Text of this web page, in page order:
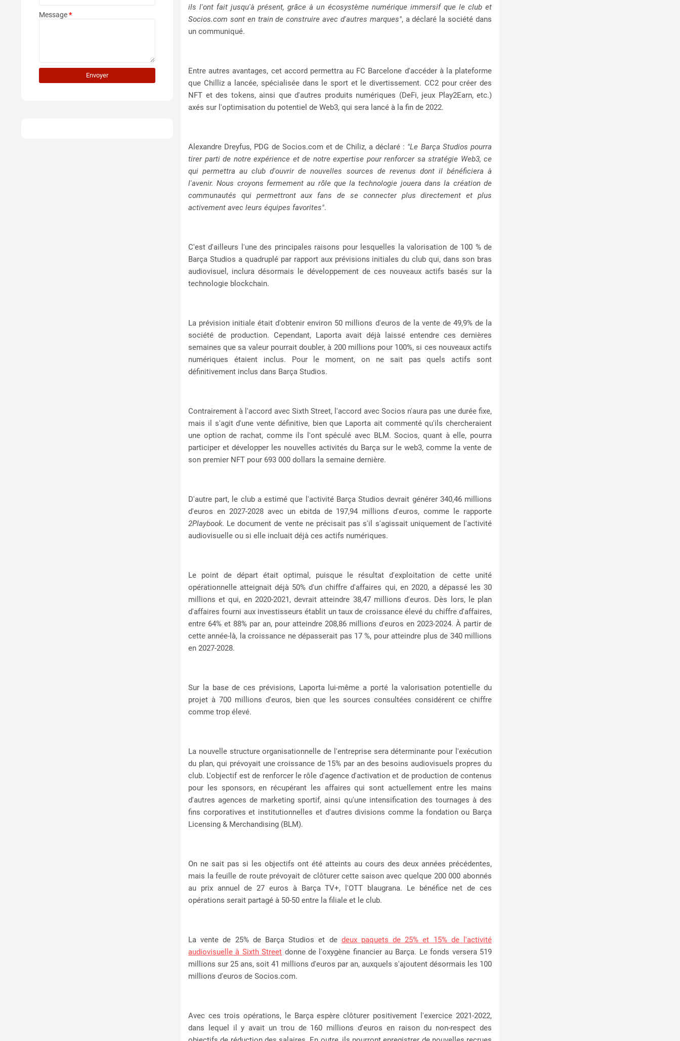
Message*
ils l'ont fait jusqu'à présent, grâce à un écosystème numérique immersif que le club et
Socios.com sont en train de construire avec d'autres marques", a déclaré la société dans
un communiqué.
Entre autres avantages, cet accord permettra au FC Barcelone d'accéder à la plateforme
que Chilliz a lancée, spécialisée dans le sport et le divertissement. CC2 pour créer des
NFT et des tokens, ainsi que d'autres produits numériques (DeFi, jeux Play2Earn, etc.)
axés sur l'optimisation du potentiel de Web3, qui sera lancé à la fin de 2022.
Alexandre Dreyfus, PDG de Socios.com et de Chiliz, a déclaré : "Le Barça Studios pourra
tirer parti de notre expérience et de notre expertise pour renforcer sa stratégie Web3, ce
qui permettra au club d'ouvrir de nouvelles sources de revenus dont il bénéficiera à
l'avenir. Nous croyons fermement au rôle que la technologie jouera dans la création de
communautés qui permettront aux fans de se connecter plus directement et plus
activement avec leurs équipes favorites".
C'est d'ailleurs l'une des principales raisons pour lesquelles la valorisation de 100 % de
Barça Studios a quadruplé par rapport aux prévisions initiales du club qui, dans son bras
audiovisuel, inclura désormais le développement de ces nouveaux actifs basés sur la
technologie blockchain.
La prévision initiale était d'obtenir environ 50 millions d'euros de la vente de 49,9% de la
société de production. Cependant, Laporta avait déjà laissé entendre ces dernières
semaines que sa valeur pourrait doubler, à 200 millions pour 100%, si ces nouveaux actifs
numériques étaient inclus. Pour le moment, on ne sait pas quels actifs sont
définitivement inclus dans Barça Studios.
Contrairement à l'accord avec Sixth Street, l'accord avec Socios n'aura pas une durée fixe,
mais il s'agit d'une vente définitive, bien que Laporta ait commenté qu'ils chercheraient
une option de rachat, comme ils l'ont spéculé avec BLM. Socios, quant à elle, pourra
participer et développer les nouvelles activités du Barça sur le web3, comme la vente de
son premier NFT pour 693 000 dollars la semaine dernière.
D'autre part, le club a estimé que l'activité Barça Studios devrait générer 340,46 millions
d'euros en 2027-2028 avec un ebitda de 197,94 millions d'euros, comme le rapporte
2Playbook. Le document de vente ne précisait pas s'il s'agissait uniquement de l'activité
audiovisuelle ou si elle incluait déjà ces actifs numériques.
Le point de départ était optimal, puisque le résultat d'exploitation de cette unité
opérationnelle atteignait déjà 50% d'un chiffre d'affaires qui, en 2020, a dépassé les 30
millions et qui, en 2020-2021, devrait atteindre 38,47 millions d'euros. Dès lors, le plan
d'affaires fourni aux investisseurs établit un taux de croissance élevé du chiffre d'affaires,
entre 64% et 88% par an, pour atteindre 208,86 millions d'euros en 2023-2024. À partir de
cette année-là, la croissance ne dépasserait pas 17 %, pour atteindre plus de 340 millions
en 2027-2028.
Sur la base de ces prévisions, Laporta lui-même a porté la valorisation potentielle du
projet à 700 millions d'euros, bien que les sources consultées considérent ce chiffre
comme trop élevé.
La nouvelle structure organisationnelle de l'entreprise sera déterminante pour l'exécution
du plan, qui prévoyait une croissance de 15% par an des besoins audiovisuels propres du
club. L'objectif est de renforcer le rôle d'agence d'activation et de production de contenus
pour les sponsors, en récupérant les affaires qui sont actuellement entre les mains
d'autres agences de marketing sportif, ainsi qu'une intensification des tournages à des
fins corporatives et institutionnelles et d'autres divisions comme la fondation ou Barça
Licensing & Merchandising (BLM).
On ne sait pas si les objectifs ont été atteints au cours des deux années précédentes,
mais la feuille de route prévoyait de clôturer cette saison avec quelque 200 000 abonnés
au prix annuel de 27 euros à Barça TV+, l'OTT blaugrana. Le bénéfice net de ces
opérations serait partagé à 50-50 entre la filiale et le club.
La vente de 25% de Barça Studios et de deux paquets de 25% et 15% de l'activité
audiovisuelle à Sixth Street donne de l'oxygène financier au Barça. Le fonds versera 519
millions sur 25 ans, soit 41 millions d'euros par an, auxquels s'ajoutent désormais les 100
millions d'euros de Socios.com.
Avec ces trois opérations, le Barça espère clôturer positivement l'exercice 2021-2022,
dans lequel il y avait un trou de 160 millions d'euros en raison du non-respect des